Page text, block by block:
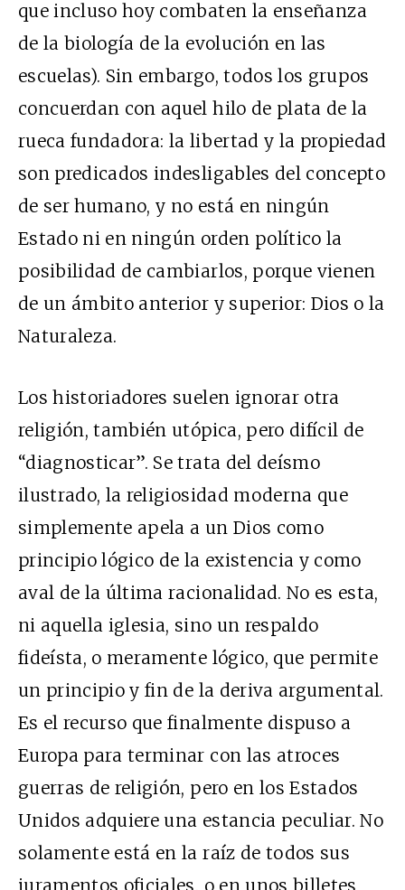
que incluso hoy combaten la enseñanza
de la biología de la evolución en las
escuelas). Sin embargo, todos los grupos
concuerdan con aquel hilo de plata de la
rueca fundadora: la libertad y la propiedad
son predicados indesligables del concepto
de ser humano, y no está en ningún
Estado ni en ningún orden político la
posibilidad de cambiarlos, porque vienen
de un ámbito anterior y superior: Dios o la
Naturaleza.
Los historiadores suelen ignorar otra
religión, también utópica, pero difícil de
“diagnosticar”. Se trata del deísmo
ilustrado, la religiosidad moderna que
simplemente apela a un Dios como
principio lógico de la existencia y como
aval de la última racionalidad. No es esta,
ni aquella iglesia, sino un respaldo
fideísta, o meramente lógico, que permite
un principio y fin de la deriva argumental.
Es el recurso que finalmente dispuso a
Europa para terminar con las atroces
guerras de religión, pero en los Estados
Unidos adquiere una estancia peculiar. No
solamente está en la raíz de todos sus
juramentos oficiales, o en unos billetes